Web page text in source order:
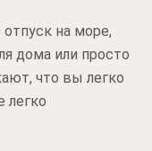
отпуск на море,
дома или просто
что вы легко
легко